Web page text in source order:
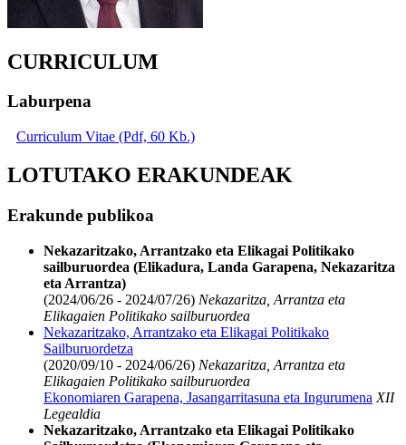
CURRICULUM
Laburpena
Curriculum Vitae (Pdf, 60 Kb.)
LOTUTAKO ERAKUNDEAK
Erakunde publikoa
Nekazaritzako, Arrantzako eta Elikagai Politikako
sailburuordea (Elikadura, Landa Garapena, Nekazaritza
eta Arrantza)
(2024/06/26 - 2024/07/26) Nekazaritza, Arrantza eta
Elikagaien Politikako sailburuordea
Nekazaritzako, Arrantzako eta Elikagai Politikako
Sailburuordetza
(2020/09/10 - 2024/06/26) Nekazaritza, Arrantza eta
Elikagaien Politikako sailburuordea
Ekonomiaren Garapena, Jasangarritasuna eta Ingurumena XII
Legealdia
Nekazaritzako, Arrantzako eta Elikagai Politikako